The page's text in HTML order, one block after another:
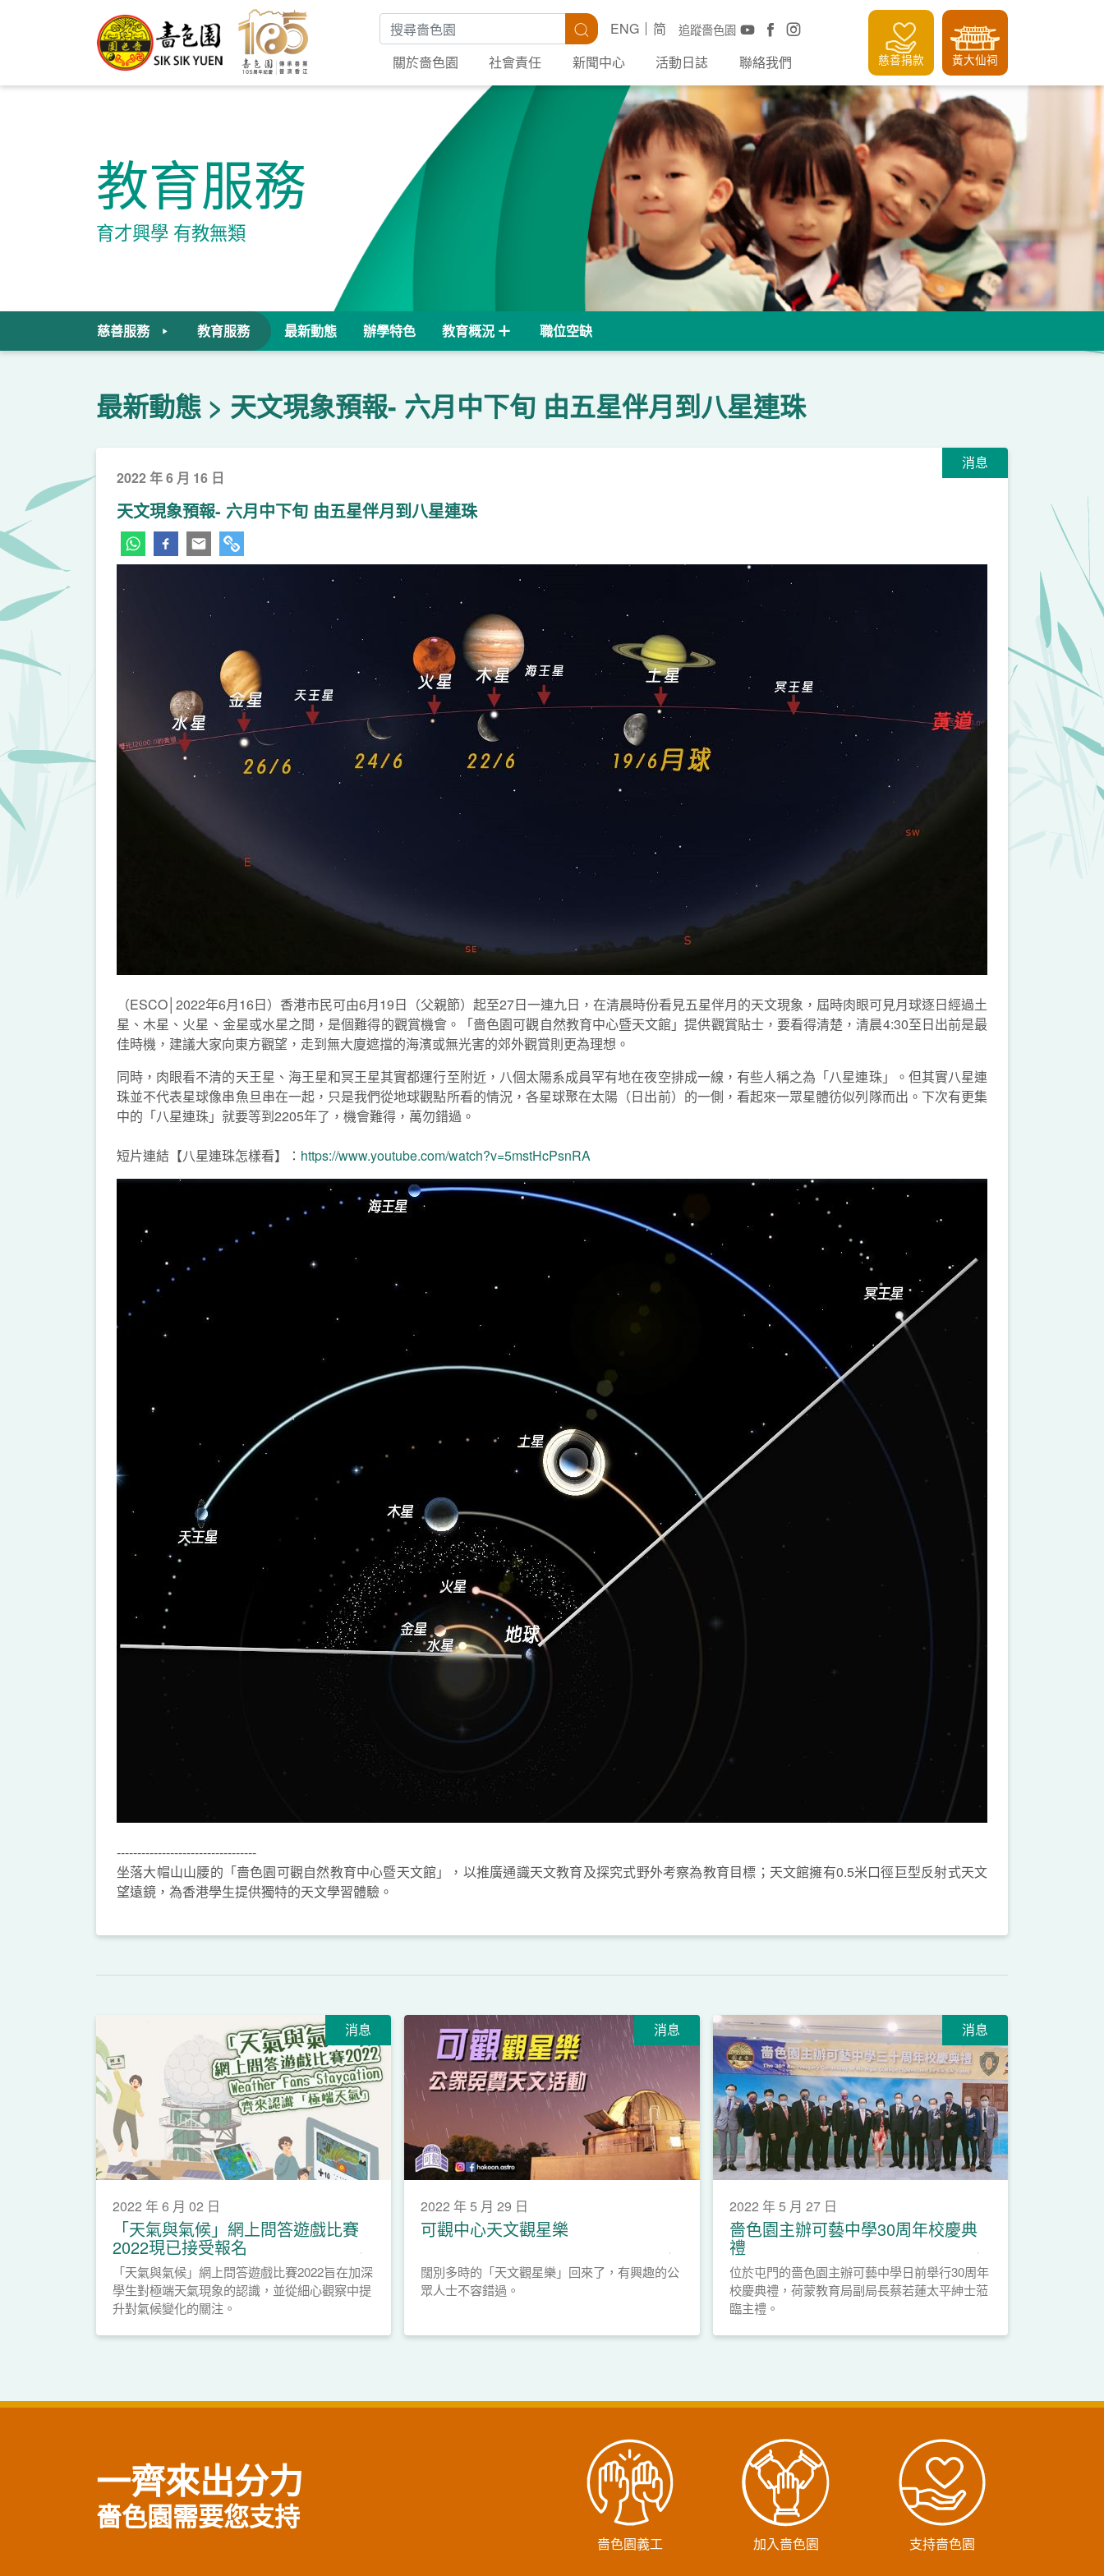
搜尋關鍵字 搜尋 追蹤嗇色園
ENG
简
關於嗇色園
社會責任 新聞中心 活動日誌 聯絡我們 慈善捐款 黃大仙祠
教育服務
育才興學 有教無類
慈善服務 教育服務 最新動態 辦學特色 教育概況 職位空缺
最新動態 天文現象預報- 六月中下旬 由五星伴月到八星連珠
消息
2022 年 6 月 16 日
天文現象預報- 六月中下旬 由五星伴月到八星連珠
（ESCO│2022年6月16日）香港市民可由6月19日（父親節）起至27日一連九日，在清晨時份看見五星伴月的天文現象，屆時肉眼可見月球逐日經過土
星、木星、火星、金星或水星之間，是個難得的觀賞機會。「嗇色園可觀自然教育中心暨天文館」提供觀賞貼士，要看得清楚，清晨4:30至日出前是最
佳時機，建議大家向東方觀望，走到無大廈遮擋的海濱或無光害的郊外觀賞則更為理想。
同時，肉眼看不清的天王星、海王星和冥王星其實都運行至附近，八個太陽系成員罕有地在夜空排成一線，有些人稱之為「八星連珠」。但其實八星連
珠並不代表星球像串魚旦串在一起，只是我們從地球觀點所看的情況，各星球聚在太陽（日出前）的一側，看起來一眾星體彷似列隊而出。下次有更集
中的「八星連珠」就要等到2205年了，機會難得，萬勿錯過。
短片連結【八星連珠怎樣看】： https://www.youtube.com/watch?v=5mstHcPsnRA
----------------------------------
坐落大帽山山腰的「嗇色園可觀自然教育中心暨天文館」，以推廣通識天文教育及探究式野外考察為教育目標；天文館擁有0.5米口徑巨型反射式天文
望遠鏡，為香港學生提供獨特的天文學習體驗。
消息
2022 年 6 月 02 日
「天氣與氣候」網上問答遊戲比賽
2022現已接受報名
「天氣與氣候」網上問答遊戲比賽2022旨在加深
學生對極端天氣現象的認識，並從細心觀察中提
升對氣候變化的關注。
消息
2022 年 5 月 29 日
可觀中心天文觀星樂
闊別多時的「天文觀星樂」回來了，有興趣的公
眾人士不容錯過。
消息
2022 年 5 月 27 日
嗇色園主辦可藝中學30周年校慶典
禮
位於屯門的嗇色園主辦可藝中學日前舉行30周年
校慶典禮，荷蒙教育局副局長蔡若蓮太平紳士蒞
臨主禮。
一齊來出分力
嗇色園需要您支持
嗇色園義工 加入嗇色園 支持嗇色園